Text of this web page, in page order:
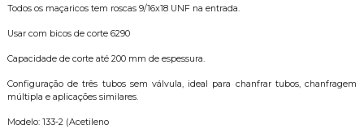
Todos os maçaricos tem roscas 9/16x18 UNF na entrada.
Usar com bicos de corte 6290
Capacidade de corte até 200 mm de espessura.
Configuração de três tubos sem válvula, ideal para chanfrar tubos, chanfragem
múltipla e aplicações similares.
Modelo: 133-2 (Acetileno